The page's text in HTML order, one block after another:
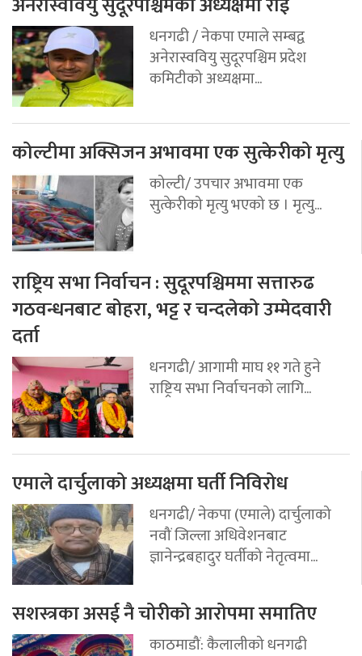
धनगढी / नेकपा एमाले सम्बद्व
अनेरास्ववियु सुदूरपश्चिम प्रदेश
कमिटीको अध्यक्षमा...
कोल्टीमा अक्सिजन अभावमा एक सुत्केरीको मृत्यु
कोल्टी/ उपचार अभावमा एक
सुत्केरीको मृत्यु भएको छ । मृत्यु...
राष्ट्रिय सभा निर्वाचन : सुदूरपश्चिममा सत्तारुढ
गठवन्धनबाट बोहरा, भट्ट र चन्दलेको उम्मेदवारी
दर्ता
धनगढी/ आगामी माघ ११ गते हुने
राष्ट्रिय सभा निर्वाचनको लागि...
एमाले दार्चुलाको अध्यक्षमा घर्ती निविरोध
धनगढी/ नेकपा (एमाले) दार्चुलाको
नवौं जिल्ला अधिवेशनबाट
ज्ञानेन्द्रबहादुर घर्तीको नेतृत्वमा...
सशस्त्रका असई नै चोरीको आरोपमा समातिए
काठमाडौं: कैलालीको धनगढी